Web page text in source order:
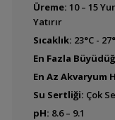
Üreme: 10 – 15
Yatırır
Sıcaklık: 23°C -
En Fazla
En Az Akvaryum
Su Sertliği: Çok
pH: 8.6 – 9.1